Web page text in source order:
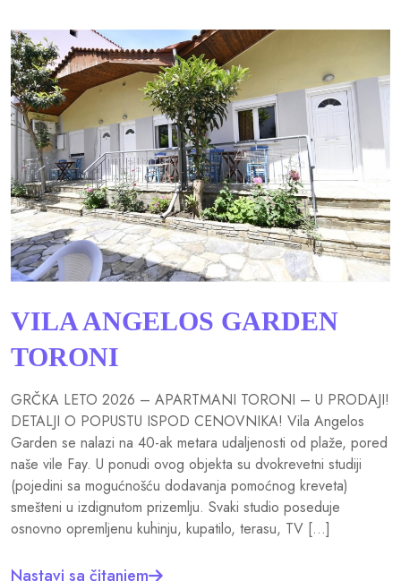
VILA ANGELOS GARDEN
TORONI
GRČKA LETO 2026 – APARTMANI TORONI – U PRODAJI!
DETALJI O POPUSTU ISPOD CENOVNIKA! Vila Angelos
Garden se nalazi na 40-ak metara udaljenosti od plaže, pored
naše vile Fay. U ponudi ovog objekta su dvokrevetni studiji
(pojedini sa mogućnošću dodavanja pomoćnog kreveta)
smešteni u izdignutom prizemlju. Svaki studio poseduje
osnovno opremljenu kuhinju, kupatilo, terasu, TV […]
Nastavi sa čitanjem